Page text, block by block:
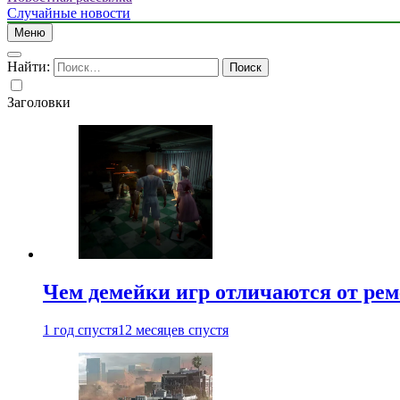
Случайные новости
Меню
Найти:
Заголовки
Чем демейки игр отличаются от
1 год спустя12 месяцев спустя